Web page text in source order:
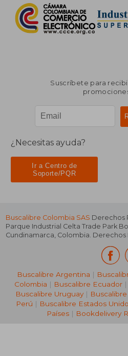
Suscríbete para
¿Necesitas ayuda?
Ir a Centro de
Soporte/PQR
Buscalibre Colombia SAS Derechos
Parque Industrial Celta Trade Park
Cundinamarca, Colombia. Derechos
Buscalibre Argentina |
Colombia | Buscalibre Ecuador |
Buscalibre Uruguay|
Perú | Buscalibre Estados
Países | Bookdelivery